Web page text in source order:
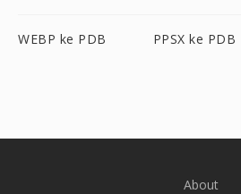
WEBP ke PDB PPSX ke PDB
About